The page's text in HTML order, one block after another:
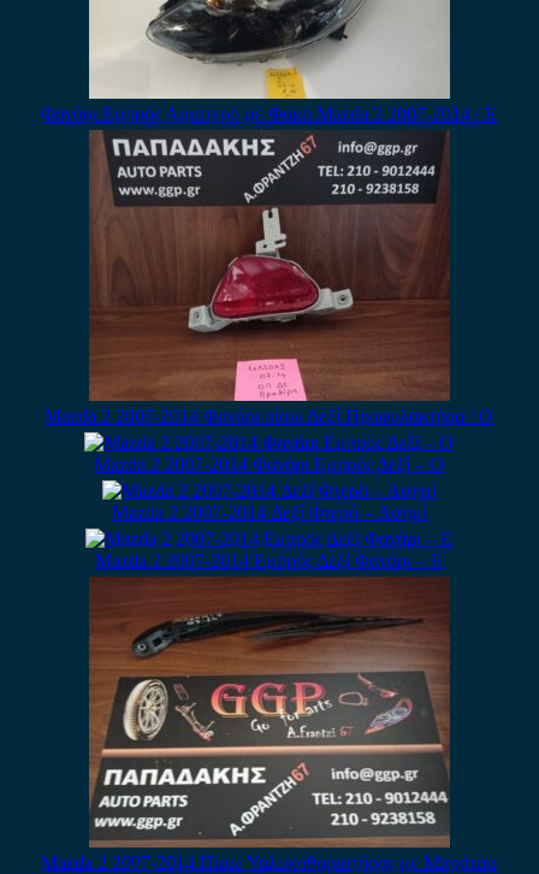
Φανάρι Εμπρός Αριστερό με Φακό Mazda 2 2007-2014 / Ε
Mazda 2 2007-2014 Φανάρι πίσω Δεξί Προφυλακτήρα / Ο
Mazda 2 2007-2014 Φανάρι Εμπρός Δεξί – Ο
Mazda 2 2007-2014 Δεξί Φτερό – Ασημί
Mazda 2 2007-2014 Εμπρός Δεξί Φανάρι – E
Mazda 2 2007-2014 Πίσω Υαλοκαθαριστήρας με Μπράτσο